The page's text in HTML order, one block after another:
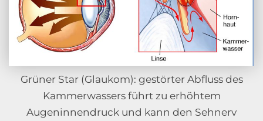
Grüner Star (Glaukom): gestörter Abfluss des
Kammerwassers führt zu erhöhtem
Augeninnendruck und kann den Sehnerv